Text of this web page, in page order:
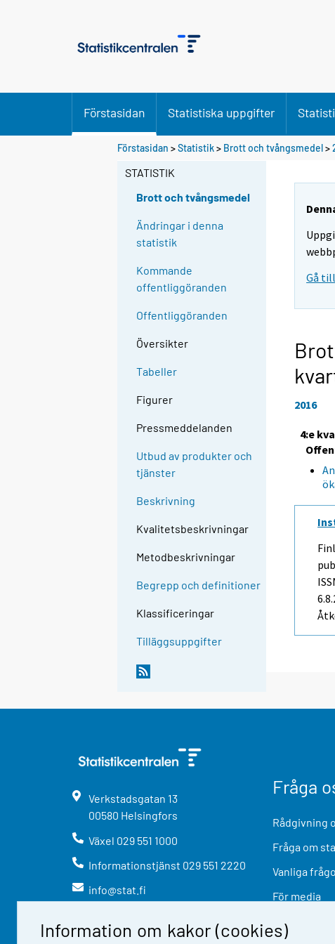
Information om kakor (cookies)
Förstasidan Statistiska uppgifter
Förstasidan >Statistik> Brott och tvångsmedel>
STATISTIK
Brott och tvångsmedel
Ändringar i denna
statistik
Kommande
offentliggöranden
Offentliggöranden
Översikter
Tabeller
Figurer
Pressmeddelanden
Utbud av produkter och
tjänster
Beskrivning
Kvalitetsbeskrivningar
Metodbeskrivningar
Begrepp och definitioner
Klassificeringar
Tilläggsuppgifter
Gå
2016
4:e
Verkstadsgatan 13
00580 Helsingfors
Växel 029 551 1000
Informationstjänst 029 551 2220
info@stat.fi
Fråga
Rådgivning
Fråga om
Vanliga
För media